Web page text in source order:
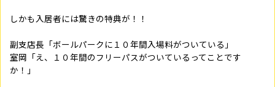
しかも入居者には驚きの特典が！！
副支店長「ボールパークに１０年間入場料がついている」
室岡「え、１０年間のフリーパスがついているってことです
か！」